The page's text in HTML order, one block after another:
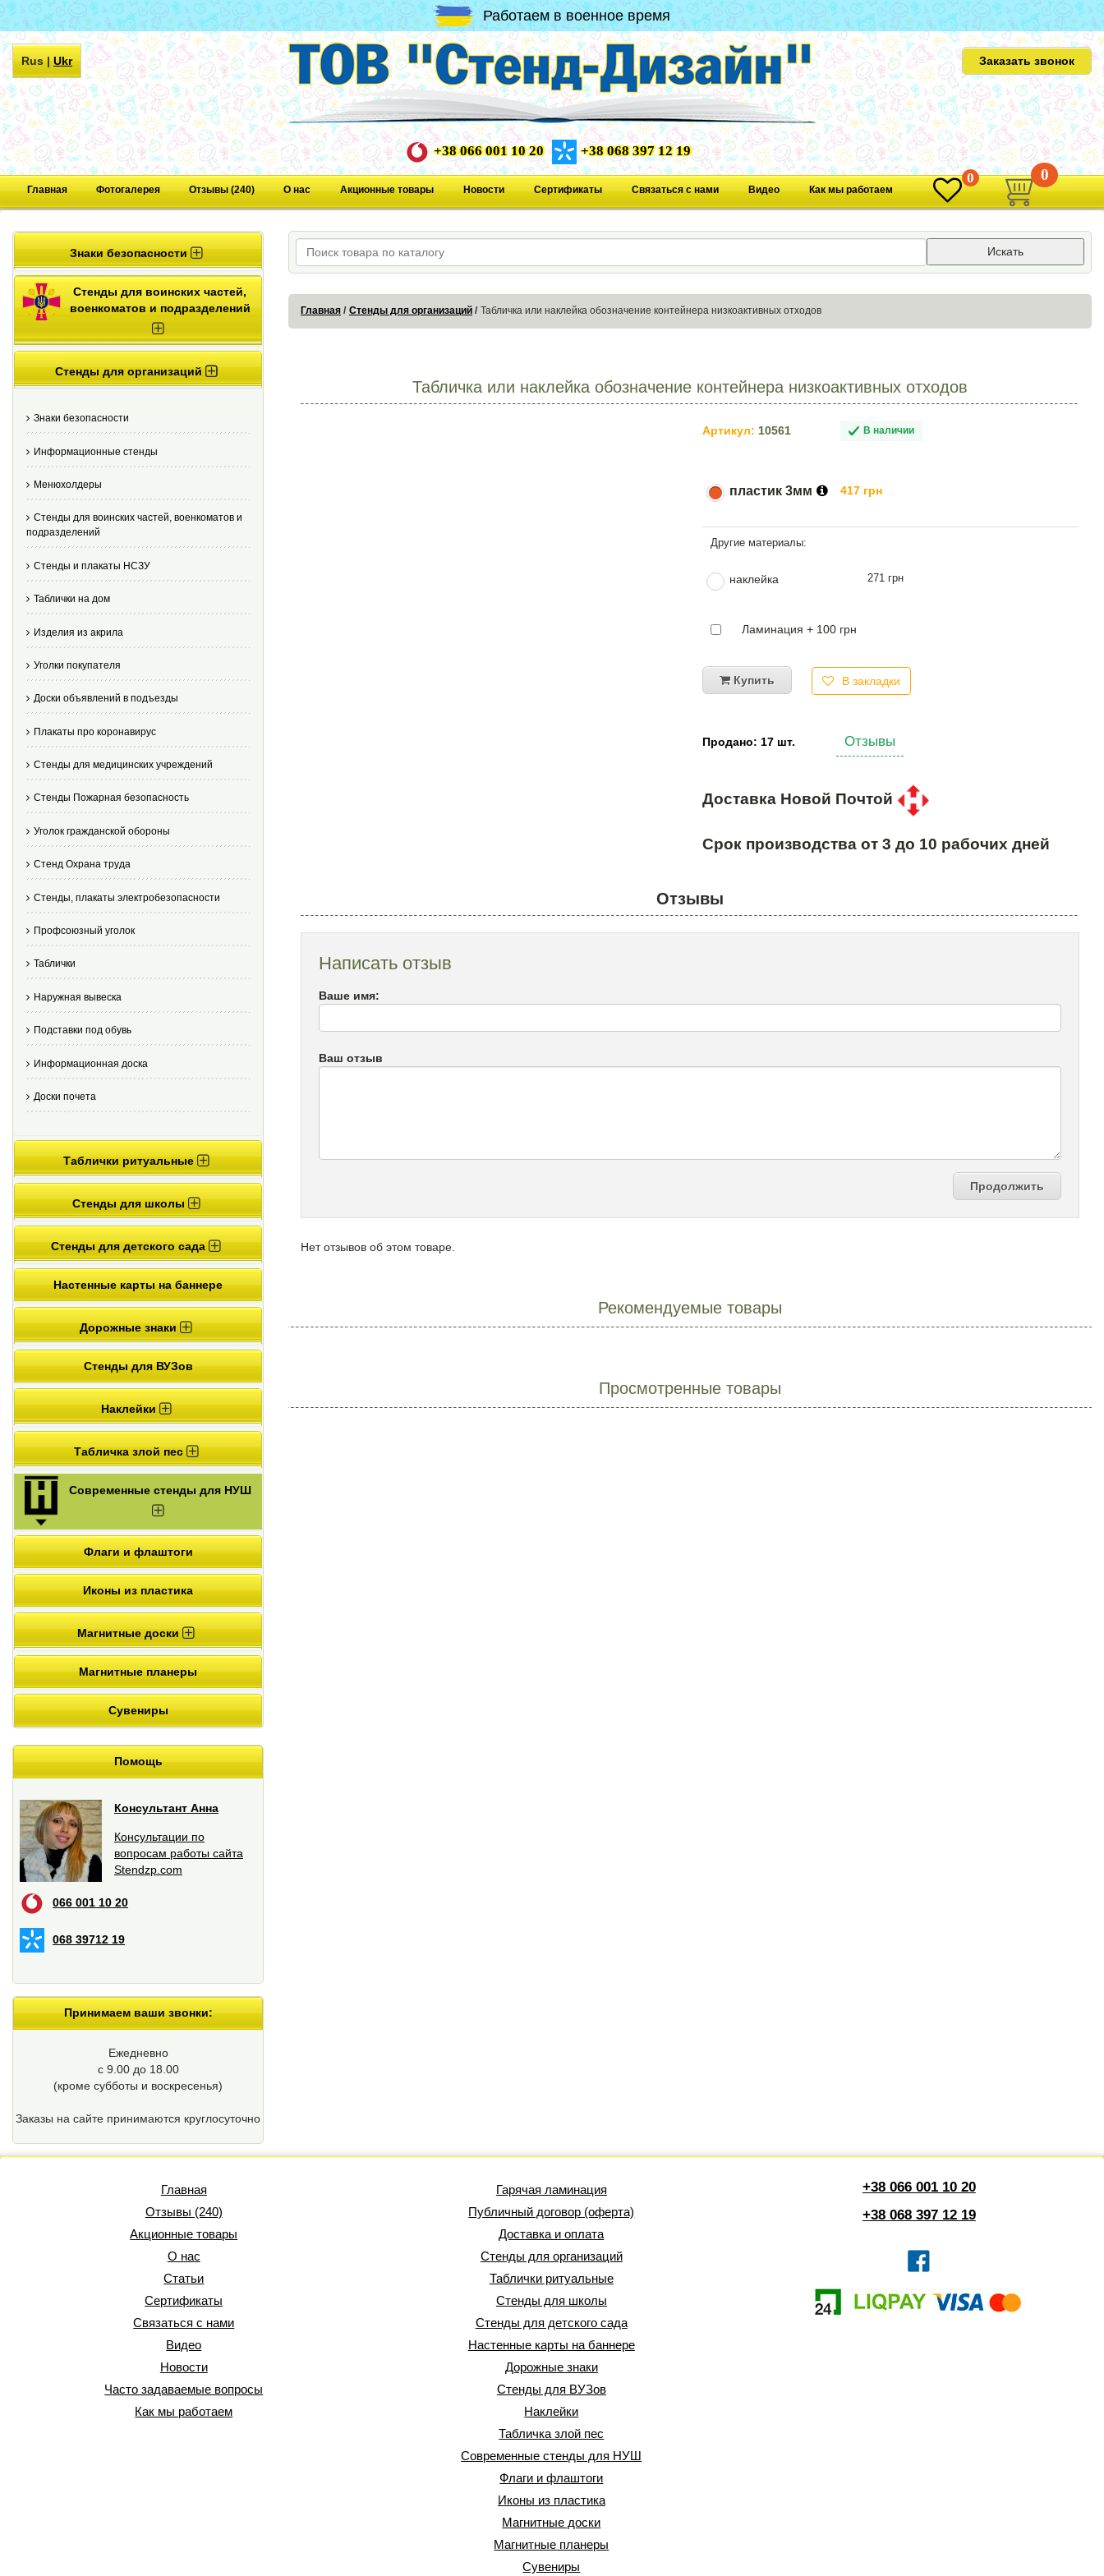
Работаем в военное время
Rus|Ukr Заказать звонок
+38 066 001 10 20 +38 068 397 12 19
Главная Фотогалерея Отзывы (240) О нас Акционные товары Новости Сертификаты Связаться с нами Видео Как мы работаем
0 0
Знаки безопасности
Стенды для воинских частей,
военкоматов и подразделений
Стенды для организаций
Знаки безопасности
Информационные стенды
Менюхолдеры
Стенды для воинских частей, военкоматов и
подразделений
Стенды и плакаты НСЗУ
Таблички на дом
Изделия из акрила
Уголки покупателя
Доски объявлений в подъезды
Плакаты про коронавирус
Стенды для медицинских учреждений
Стенды Пожарная безопасность
Уголок гражданской обороны
Стенд Охрана труда
Стенды, плакаты электробезопасности
Профсоюзный уголок
Таблички
Наружная вывеска
Подставки под обувь
Информационная доска
Доски почета
Таблички ритуальные
Стенды для школы
Стенды для детского сада
Настенные карты на баннере
Дорожные знаки
Стенды для ВУЗов
Наклейки
Табличка злой пес
Современные стенды для НУШ
Флаги и флаштоги
Иконы из пластика
Магнитные доски
Магнитные планеры
Сувениры
Помощь
Консультант Анна
Консультации по
вопросам работы сайта
Stendzp.com
066 001 10 20
068 39712 19
Принимаем ваши звонки:
Ежедневно
с 9.00 до 18.00
(кроме cубботы и воскресенья)
Заказы на сайте принимаются круглосуточно
Искать
Главная Стенды для организаций Табличка или наклейка обозначение контейнера низкоактивных отходов
Табличка или наклейка обозначение контейнера низкоактивных отходов
Артикул: 10561 В наличии
пластик 3мм 417 грн
наклейка 271 грн
Ламинация + 100 грн
Купить В закладки
Продано: 17 шт. Отзывы
Доставка Новой Почтой
Срок производства от 3 до 10 рабочих дней
Отзывы
Написать отзыв
Ваше имя:
Ваш отзыв
Продолжить
Нет отзывов об этом товаре.
Рекомендуемые товары
Просмотренные товары
Главная
Отзывы (240)
Акционные товары
О нас
Статьи
Сертификаты
Связаться с нами
Видео
Новости
Часто задаваемые вопросы
Как мы работаем
Гарячая ламинация
Публичный договор (оферта)
Доставка и оплата
Стенды для организаций
Таблички ритуальные
Стенды для школы
Стенды для детского сада
Настенные карты на баннере
Дорожные знаки
Стенды для ВУЗов
Наклейки
Табличка злой пес
Современные стенды для НУШ
Флаги и флаштоги
Иконы из пластика
Магнитные доски
Магнитные планеры
Сувениры
+38 066 001 10 20
+38 068 397 12 19